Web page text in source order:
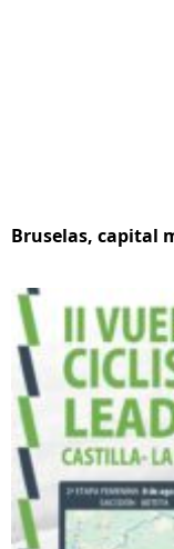
Bruselas, capital